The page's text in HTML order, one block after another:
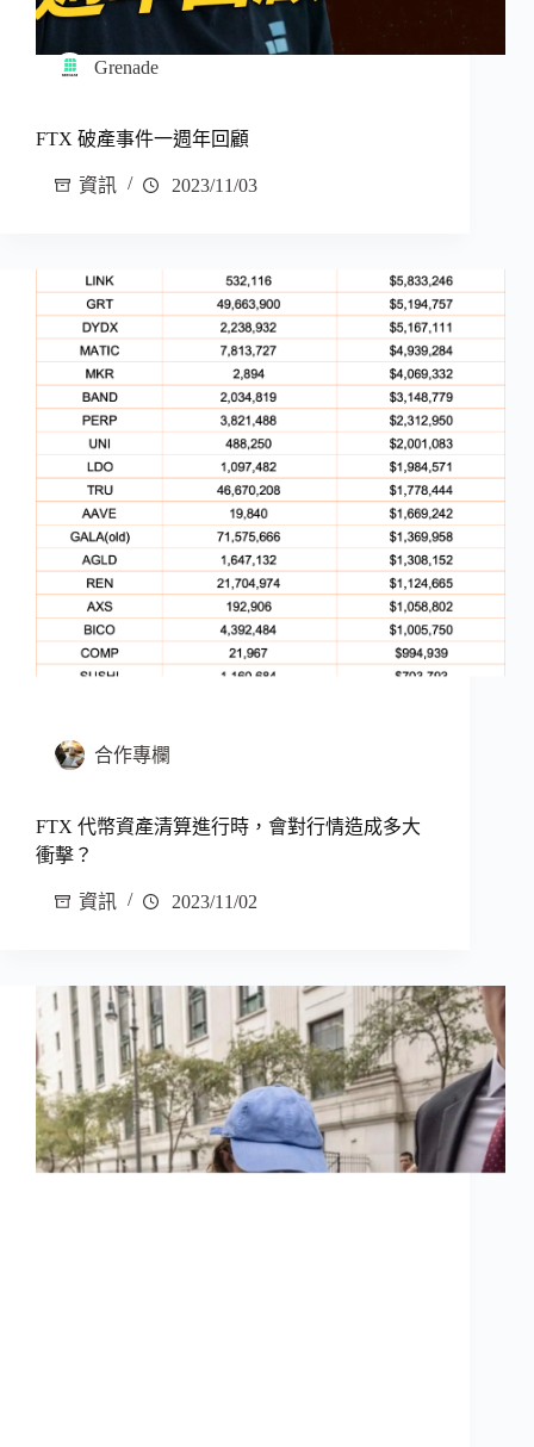
Grenade
FTX 破產事件一週年回顧
資訊 2023/11/03
合作專欄
FTX 代幣資產清算進行時，會對行情造成多大
衝擊？
資訊 2023/11/02